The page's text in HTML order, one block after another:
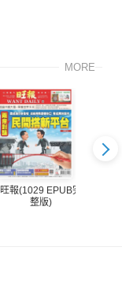
MORE
旺報(1029 EPUB完
整版)